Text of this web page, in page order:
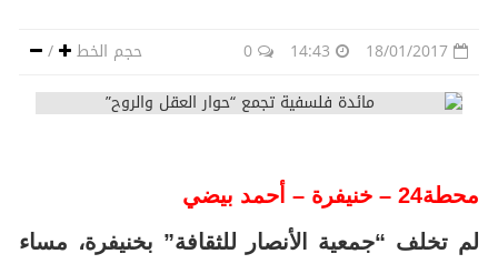
حجم الخط / 18/01/2017
14:43
0
محطة24 – خنيفرة – أحمد بيضي
لم تخلف “جمعية الأنصار للثقافة” بخنيفرة، مساء